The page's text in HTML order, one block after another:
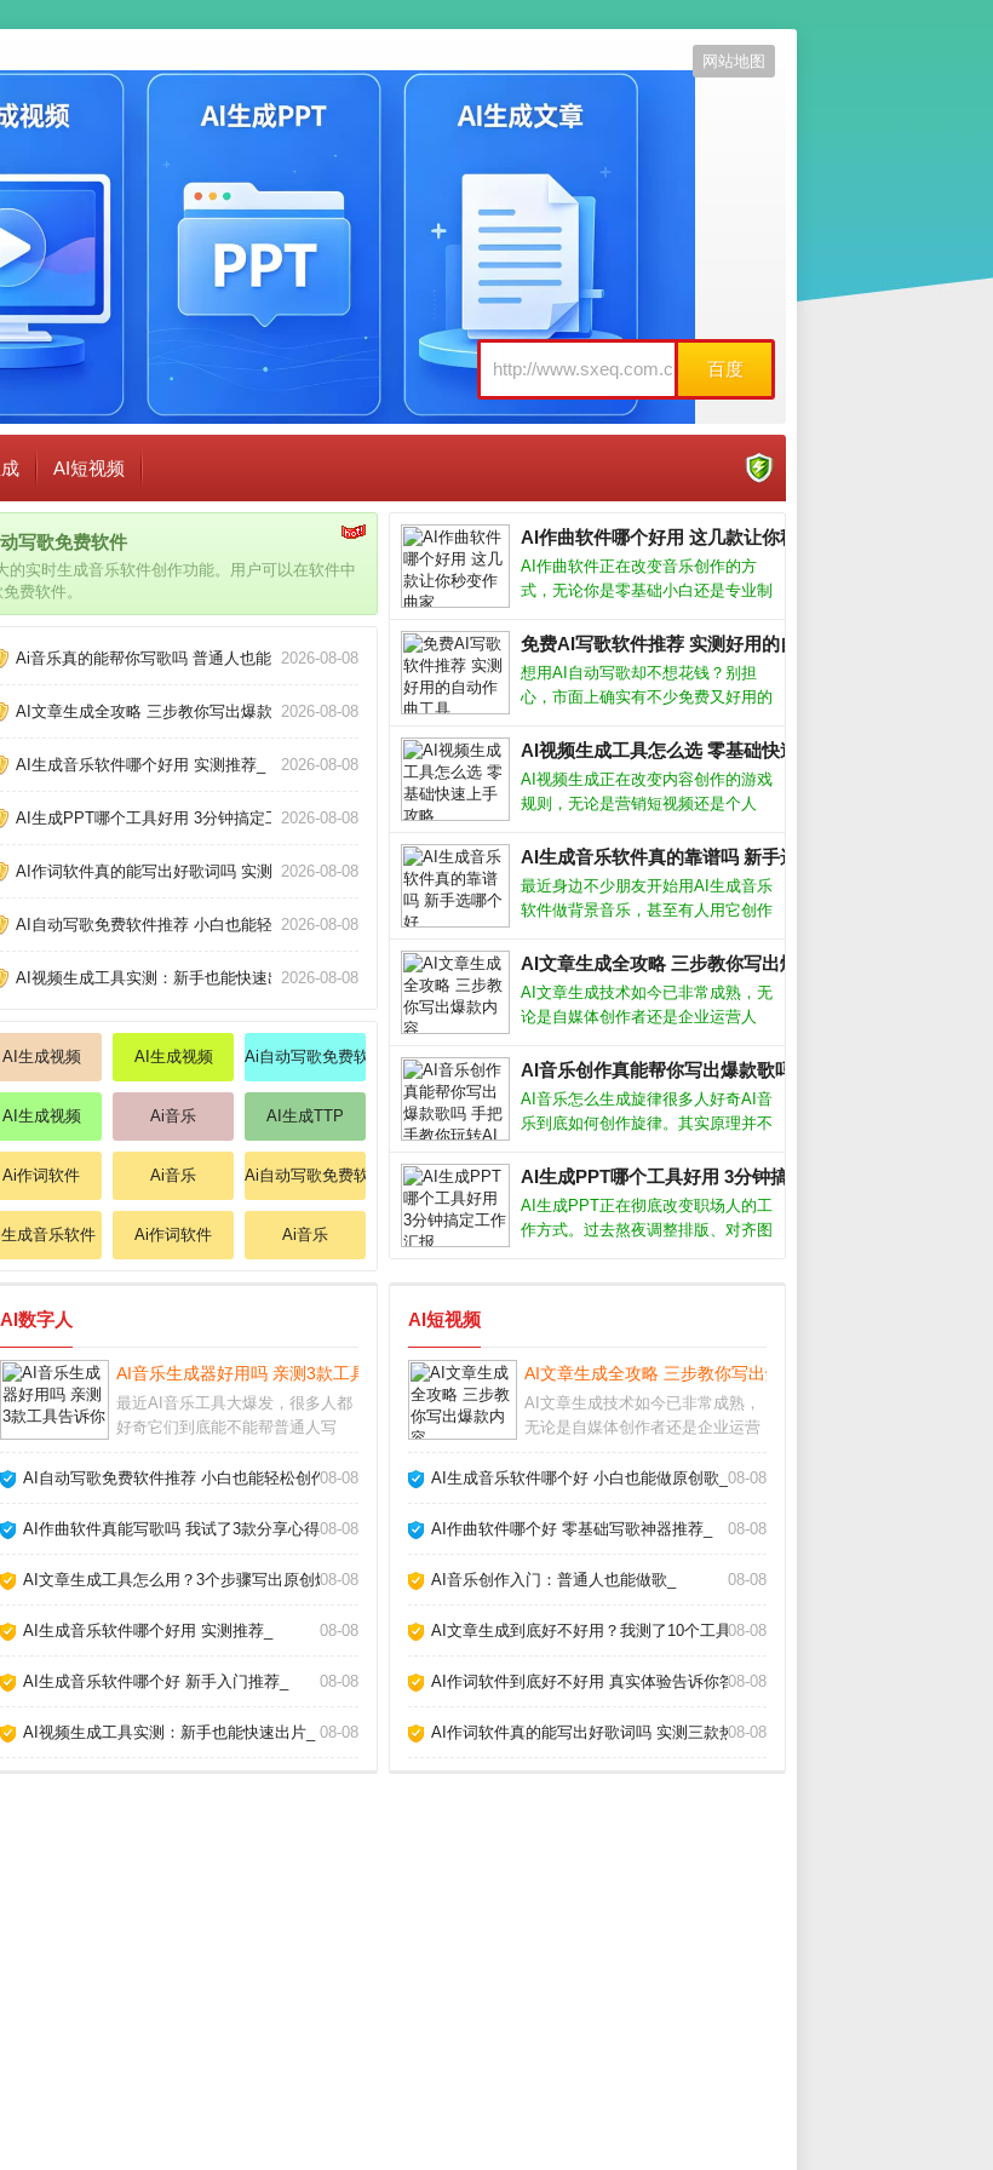
百度
网站地图
AI短视频
写歌免费软件
实时生成音乐软件创作功能。用户可以在软件中
费软件。
Ai音乐真的能帮你写歌吗 普通人也能做的3个神器_
2026-08-08
AI文章生成全攻略 三步教你写出爆款内容_2026-08-08
AI生成音乐软件哪个好用 实测推荐_ 2026-08-08
AI生成PPT哪个工具好用 3分钟搞定工作汇报_
2026-08-08
AI作词软件真的能写出好歌词吗 实测三款热门工具告诉你答案_
2026-08-08
AI自动写歌免费软件推荐 小白也能轻松创作_
2026-08-08
AI视频生成工具实测：新手也能快速出片_2026-08-08
AI生成视频 AI生成视频 Ai自动写歌免费软件
AI生成视频 Ai音乐 AI生成TTP
Ai作词软件 Ai音乐 Ai自动写歌免费软件
成音乐软件 Ai作词软件 Ai音乐
AI作曲软件哪个好用 这几款让你秒变作曲家_
AI作曲软件正在改变音乐创作的方
式，无论你是零基础小白还是专业制
弦甚至完整编曲。我作为音乐制作
人，亲测了多款工具，下面分享最实
用的经验和推荐。AI作曲软件真的能
免费AI写歌软件推荐 实测好用的自动作曲工具_
想用AI自动写歌却不想花钱？别担
心，市面上确实有不少免费又好用的
软件能帮你快速完成一首完整的歌
曲。下面我结合亲身测试，聊聊哪些
真正值得下载。哪些AI写歌软件真正
AI视频生成工具怎么选 零基础快速上手攻略_
AI视频生成正在改变内容创作的游戏
规则，无论是营销短视频还是个人
量画面。作为长期使用各类AI工具的
创作者，我发现选对工具和方法，效
率能提升十倍以上。AI视频生成靠谱
AI生成音乐软件真的靠谱吗 新手选哪个好_
最近身边不少朋友开始用AI生成音乐
软件做背景音乐，甚至有人用它创作
了十几款主流工具后发现，选对软件
确实能大幅提升效率，但盲目跟风也
可能踩坑。AI生成音乐软件怎么选市
AI文章生成全攻略 三步教你写出爆款内容_
AI文章生成技术如今已非常成熟，无
论是自媒体创作者还是企业运营人
容。但很多人只停留在“复制粘贴”层
面，浪费了这个强大工具的真正潜
力。要想让AI写出符合需求、有深
AI音乐创作真能帮你写出爆款歌吗 手把手教你玩转AI作歌_
AI音乐怎么生成旋律很多人好奇AI音
乐到底如何创作旋律。其实原理并不
奏、和弦走向和音高变化，逐渐掌握
了人类音乐的基本规律。你只需输入
风格关键词，比如“忧伤的钢琴曲”或
AI生成PPT哪个工具好用 3分钟搞定工作汇报_
AI生成PPT正在彻底改变职场人的工
作方式。过去熬夜调整排版、对齐图
具告诉你真相_
AI数字人
AI音乐生成器好用吗 亲测3款工具告诉你_
最近AI音乐工具大爆发，很多人都
好奇它们到底能不能帮普通人写
乐爱好者，我发现现在的AI音乐生
人声，但离完美还有距离。下面分
AI自动写歌免费软件推荐 小白也能轻松创作_08-08
AI作曲软件真能写歌吗 我试了3款分享心得_08-08
AI文章生成工具怎么用？3个步骤写出原创爆款_
08-08
AI生成音乐软件哪个好用 实测推荐_ 08-08
AI生成音乐软件哪个好 新手入门推荐_ 08-08
AI视频生成工具实测：新手也能快速出片_ 08-08
AI短视频
AI文章生成全攻略 三步教你写出爆款内容_
AI文章生成技术如今已非常成熟，
无论是自媒体创作者还是企业运营
内容。但很多人只停留在“复制粘
正潜力。要想让AI写出符合需求、
AI生成音乐软件哪个好 小白也能做原创歌_ 08-08
AI作曲软件哪个好 零基础写歌神器推荐_ 08-08
AI音乐创作入门：普通人也能做歌_ 08-08
AI文章生成到底好不好用？我测了10个工具告诉你真相_
08-08
AI作词软件到底好不好用 真实体验告诉你答案_
08-08
AI作词软件真的能写出好歌词吗 实测三款热门工具告诉你答案_
08-08
略_
答案_